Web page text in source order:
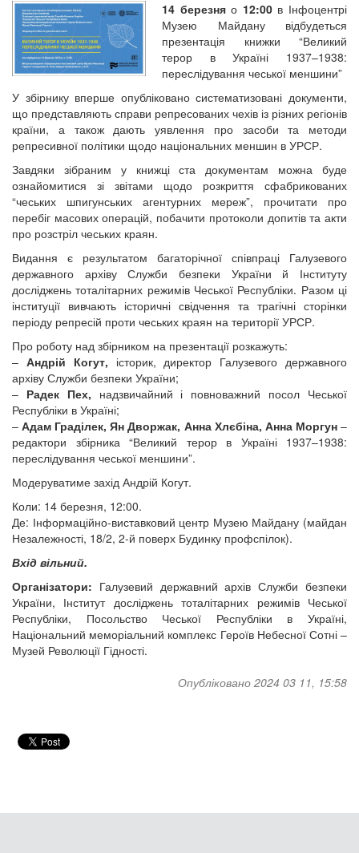
14 березняо 12:00в Інфоцентрі
Музею Майдану відбудеться
презентація книжки “Великий
терор в Україні 1937–1938:
переслідування чеської меншини”
У збірнику вперше опубліковано систематизовані документи,
що представляють справи репресованих чехів із різних регіонів
країни, а також дають уявлення про засоби та методи
репресивної політики щодо національних меншин в УРСР.
Завдяки зібраним у книжці ста документам можна буде
ознайомитися зі звітами щодо розкриття сфабрикованих
“чеських шпигунських агентурних мереж”, прочитати про
перебіг масових операцій, побачити протоколи допитів та акти
про розстріл чеських краян.
Видання є результатом багаторічної співпраці Галузевого
державного архіву Служби безпеки України й Інституту
досліджень тоталітарних режимів Чеської Республіки. Разом ці
інституції вивчають історичні свідчення та трагічні сторінки
періоду репресій проти чеських краян на території УРСР.
Про роботу над збірником на презентації розкажуть:
– Андрій Когут, історик, директор Галузевого державного
архіву Служби безпеки України;
– Радек Пех, надзвичайний і повноважний посол Чеської
Республіки в Україні;
–Адам Граділек, Ян Дворжак, Анна Хлєбіна, Анна Моргун–
редактори збірника “Великий терор в Україні 1937–1938:
переслідування чеської меншини”.
Модеруватиме захід Андрій Когут.
Коли: 14 березня, 12:00.
Де: Інформаційно-виставковий центр Музею Майдану (майдан
Незалежності, 18/2, 2-й поверх Будинку профспілок).
Вхід вільний.
Організатори: Галузевий державний архів Служби безпеки
України, Інститут досліджень тоталітарних режимів Чеської
Республіки, Посольство Чеської Республіки в Україні,
Національний меморіальний комплекс Героїв Небесної Сотні –
Музей Революції Гідності.
Опубліковано 2024 03 11, 15:58